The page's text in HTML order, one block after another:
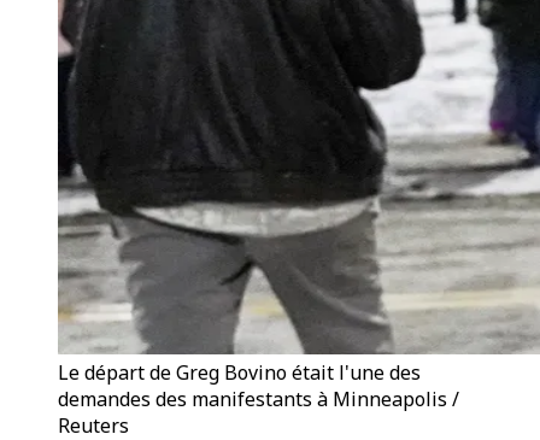
Le départ de Greg Bovino était l'une des
demandes des manifestants à Minneapolis /
Reuters